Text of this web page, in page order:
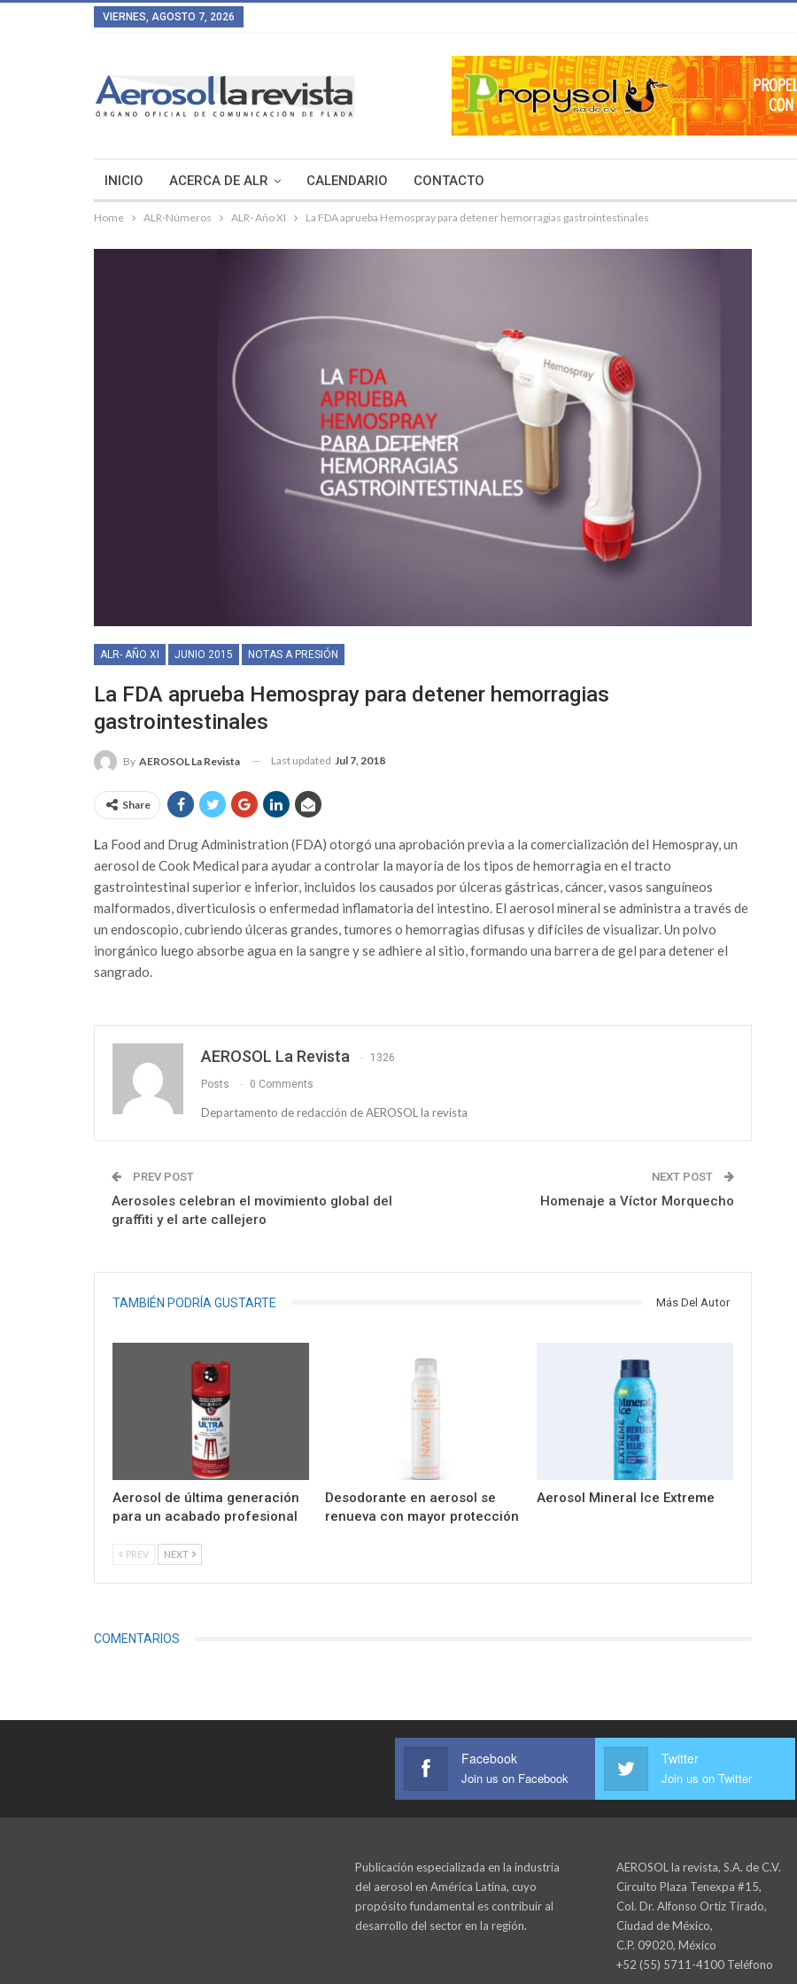
VIERNES, AGOSTO 7, 2026
INICIO ACERCA DE ALR CALENDARIO CONTACTO
Home ALR-Números ALR- Año XI La FDA aprueba Hemospray para detener hemorragias gastrointestinales
ALR- AÑO XI JUNIO 2015 NOTAS A PRESIÓN
La FDA aprueba Hemospray para detener hemorragias
gastrointestinales
By AEROSOL La Revista Last updated Jul 7, 2018
Share
La Food and Drug Administration (FDA) otorgó una aprobación previa a la comercialización del Hemospray, un
aerosol de Cook Medical para ayudar a controlar la mayoría de los tipos de hemorragia en el tracto
gastrointestinal superior e inferior, incluidos los causados por úlceras gástricas, cáncer, vasos sanguíneos
malformados, diverticulosis o enfermedad inflamatoria del intestino. El aerosol mineral se administra a través de
un endoscopio, cubriendo úlceras grandes, tumores o hemorragias difusas y difíciles de visualizar. Un polvo
inorgánico luego absorbe agua en la sangre y se adhiere al sitio, formando una barrera de gel para detener el
sangrado.
AEROSOL La Revista 1326
Posts 0 Comments
Departamento de redacción de AEROSOL la revista
PREV POST
Aerosoles celebran el movimiento global del
graffiti y el arte callejero
NEXT POST
Homenaje a Víctor Morquecho
TAMBIÉN PODRÍA GUSTARTE Más Del Autor
Aerosol de última generación
para un acabado profesional
Desodorante en aerosol se
renueva con mayor protección
Aerosol Mineral Ice Extreme
PREV NEXT
COMENTARIOS
Facebook
Join us on Facebook
Twitter
Join us on Twitter
Publicación especializada en la industria
del aerosol en América Latina, cuyo
propósito fundamental es contribuir al
desarrollo del sector en la región.
AEROSOL la revista, S.A. de C.V.
Circuito Plaza Tenexpa #15,
Col. Dr. Alfonso Ortiz Tirado,
Ciudad de México,
C.P. 09020, México
+52 (55) 5711-4100 Teléfono